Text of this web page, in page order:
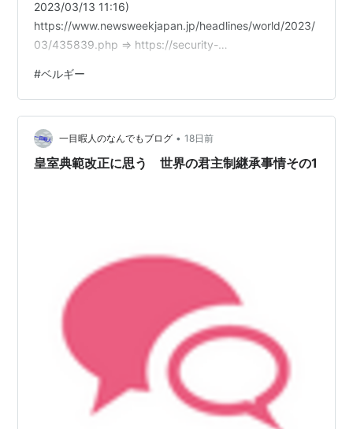
2023/03/13 11:16)
https://www.newsweekjapan.jp/headlines/world/2023/
03/435839.php ⇒ https://security-
■2026年◇2026年7月 ◆ベルギー連邦検察、NATO欧州
連合軍最高司令部（SHAPE）の中国系カナダ人インター
ンをスパイ容疑で逮捕 (セキュリティ対策Lab,
2026/07/27) ht…
#ベルギー
一目暇人のなんでもブログ • 18日前
皇室典範改正に思う 世界の君主制継承事情その1